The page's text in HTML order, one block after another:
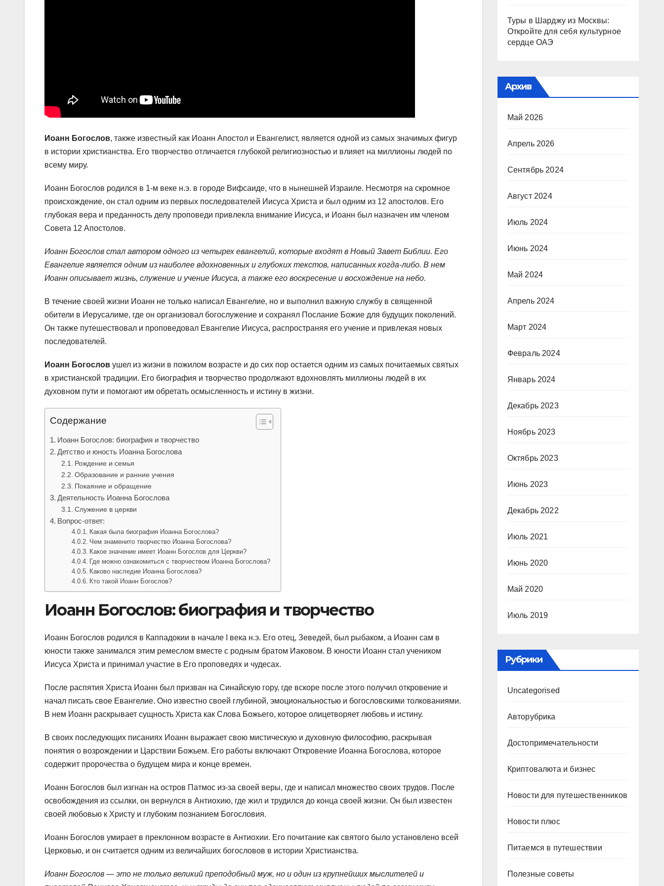
Иоанн Богослов, также известный как Иоанн Апостол и Евангелист, является одной из самых значимых фигур
в истории христианства. Его творчество отличается глубокой религиозностью и влияет на миллионы людей по
всему миру.
Иоанн Богослов родился в 1-м веке н.э. в городе Вифсаиде, что в нынешней Израиле. Несмотря на скромное
происхождение, он стал одним из первых последователей Иисуса Христа и был одним из 12 апостолов. Его
глубокая вера и преданность делу проповеди привлекла внимание Иисуса, и Иоанн был назначен им членом
Совета 12 Апостолов.
Иоанн Богослов стал автором одного из четырех евангелий, которые входят в Новый Завет Библии. Его
Евангелие является одним из наиболее вдохновенных и глубоких текстов, написанных когда-либо. В нем
Иоанн описывает жизнь, служение и учение Иисуса, а также его воскресение и восхождение на небо.
В течение своей жизни Иоанн не только написал Евангелие, но и выполнил важную службу в священной
обители в Иерусалиме, где он организовал богослужение и сохранял Послание Божие для будущих поколений.
Он также путешествовал и проповедовал Евангелие Иисуса, распространяя его учение и привлекая новых
последователей.
Иоанн Богослов ушел из жизни в пожилом возрасте и до сих пор остается одним из самых почитаемых святых
в христианской традиции. Его биография и творчество продолжают вдохновлять миллионы людей в их
духовном пути и помогают им обретать осмысленность и истину в жизни.
Содержание
Иоанн Богослов: биография и творчество
Детство и юность Иоанна Богослова
Рождение и семья
Образование и ранние учения
Покаяние и обращение
Деятельность Иоанна Богослова
Служение в церкви
Вопрос-ответ:
Какая была биография Иоанна Богослова?
Чем знаменито творчество Иоанна Богослова?
Какое значение имеет Иоанн Богослов для Церкви?
Где можно ознакомиться с творчеством Иоанна Богослова?
Каково наследие Иоанна Богослова?
Кто такой Иоанн Богослов?
Иоанн Богослов: биография и творчество
Иоанн Богослов родился в Каппадокии в начале I века н.э. Его отец, Зеведей, был рыбаком, а Иоанн сам в
юности также занимался этим ремеслом вместе с родным братом Иаковом. В юности Иоанн стал учеником
Иисуса Христа и принимал участие в Его проповедях и чудесах.
После распятия Христа Иоанн был призван на Синайскую гору, где вскоре после этого получил откровение и
начал писать свое Евангелие. Оно известно своей глубиной, эмоциональностью и богословскими толкованиями.
В нем Иоанн раскрывает сущность Христа как Слова Божьего, которое олицетворяет любовь и истину.
В своих последующих писаниях Иоанн выражает свою мистическую и духовную философию, раскрывая
понятия о возрождении и Царствии Божьем. Его работы включают Откровение Иоанна Богослова, которое
содержит пророчества о будущем мира и конце времен.
Иоанн Богослов был изгнан на остров Патмос из-за своей веры, где и написал множество своих трудов. После
освобождения из ссылки, он вернулся в Антиохию, где жил и трудился до конца своей жизни. Он был известен
своей любовью к Христу и глубоким познанием Богословия.
Иоанн Богослов умирает в преклонном возрасте в Антиохии. Его почитание как святого было установлено всей
Церковью, и он считается одним из величайших богословов в истории Христианства.
Иоанн Богослов — это не только великий преподобный муж, но и один из крупнейших мыслителей и
Туры в Шарджу из Москвы:
Откройте для себя культурное
сердце ОАЭ
Архив
Май 2026
Апрель 2026
Сентябрь 2024
Август 2024
Июль 2024
Июнь 2024
Май 2024
Апрель 2024
Март 2024
Февраль 2024
Январь 2024
Декабрь 2023
Ноябрь 2023
Октябрь 2023
Июнь 2023
Декабрь 2022
Июль 2021
Июнь 2020
Май 2020
Июль 2019
Рубрики
Uncategorised
Авторубрика
Достопримечательности
Криптовалюта и бизнес
Новости для путешественников
Новости плюс
Питаемся в путешествии
Полезные советы